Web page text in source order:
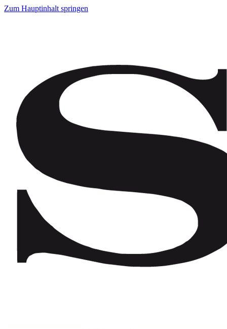
Zum Hauptinhalt springen